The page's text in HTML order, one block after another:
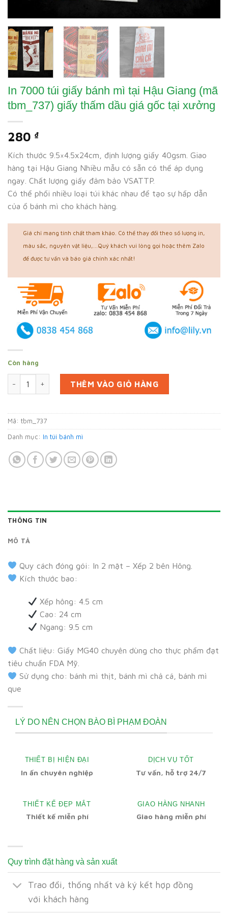
In 7000 túi giấy bánh mì tại Hậu Giang (mã
tbm_737) giấy thấm dầu giá gốc tại xưởng
280 ₫
Kích thước 9.5×4.5x24cm, định lượng giấy 40gsm. Giao
hàng tại Hậu Giang Nhiều mẫu có sẵn có thể áp dụng
ngay. Chất lượng giấy đảm bảo VSATTP.
Có thể phối nhiều loại túi khác nhau để tạo sự hấp dẫn
của ổ bánh mì cho khách hàng.
Giá chỉ mang tính chất tham khảo. Có thể thay đổi theo số lượng in,
màu sắc, nguyên vật liệu,...Quý khách vui lòng gọi hoặc thêm Zalo
để được tư vấn và báo giá chính xác nhất!
Còn hàng
In 7000 túi giấy bánh mì tại Hậu Giang (mã tbm_737) giấy
THÊM VÀO GIỎ HÀNG
Mã: tbm_737
Danh mục: In túi bánh mì
THÔNG TIN
MÔ TẢ
Quy cách đóng gói: In 2 mặt – Xếp 2 bên Hông.
Kích thước bao:
Xếp hông: 4.5 cm
Cao: 24 cm
Ngang: 9.5 cm
Chất liệu: Giấy MG40 chuyên dùng cho thực phẩm đạt
tiêu chuẩn FDA Mỹ.
Sử dụng cho: bánh mì thịt, bánh mì chả cá, bánh mì
que
LÝ DO NÊN CHỌN BÀO BÌ PHẠM ĐOÀN
THIẾT BỊ HIỆN ĐẠI
In ấn chuyên nghiệp
DỊCH VỤ TỐT
Tư vấn, hỗ trợ 24/7
THIẾT KẾ ĐẸP MẮT
Thiết kế miễn phí
GIAO HÀNG NHANH
Giao hàng miễn phí
Quy trình đặt hàng và sản xuất
Trao đổi, thống nhất và ký kết hợp đồng
với khách hàng